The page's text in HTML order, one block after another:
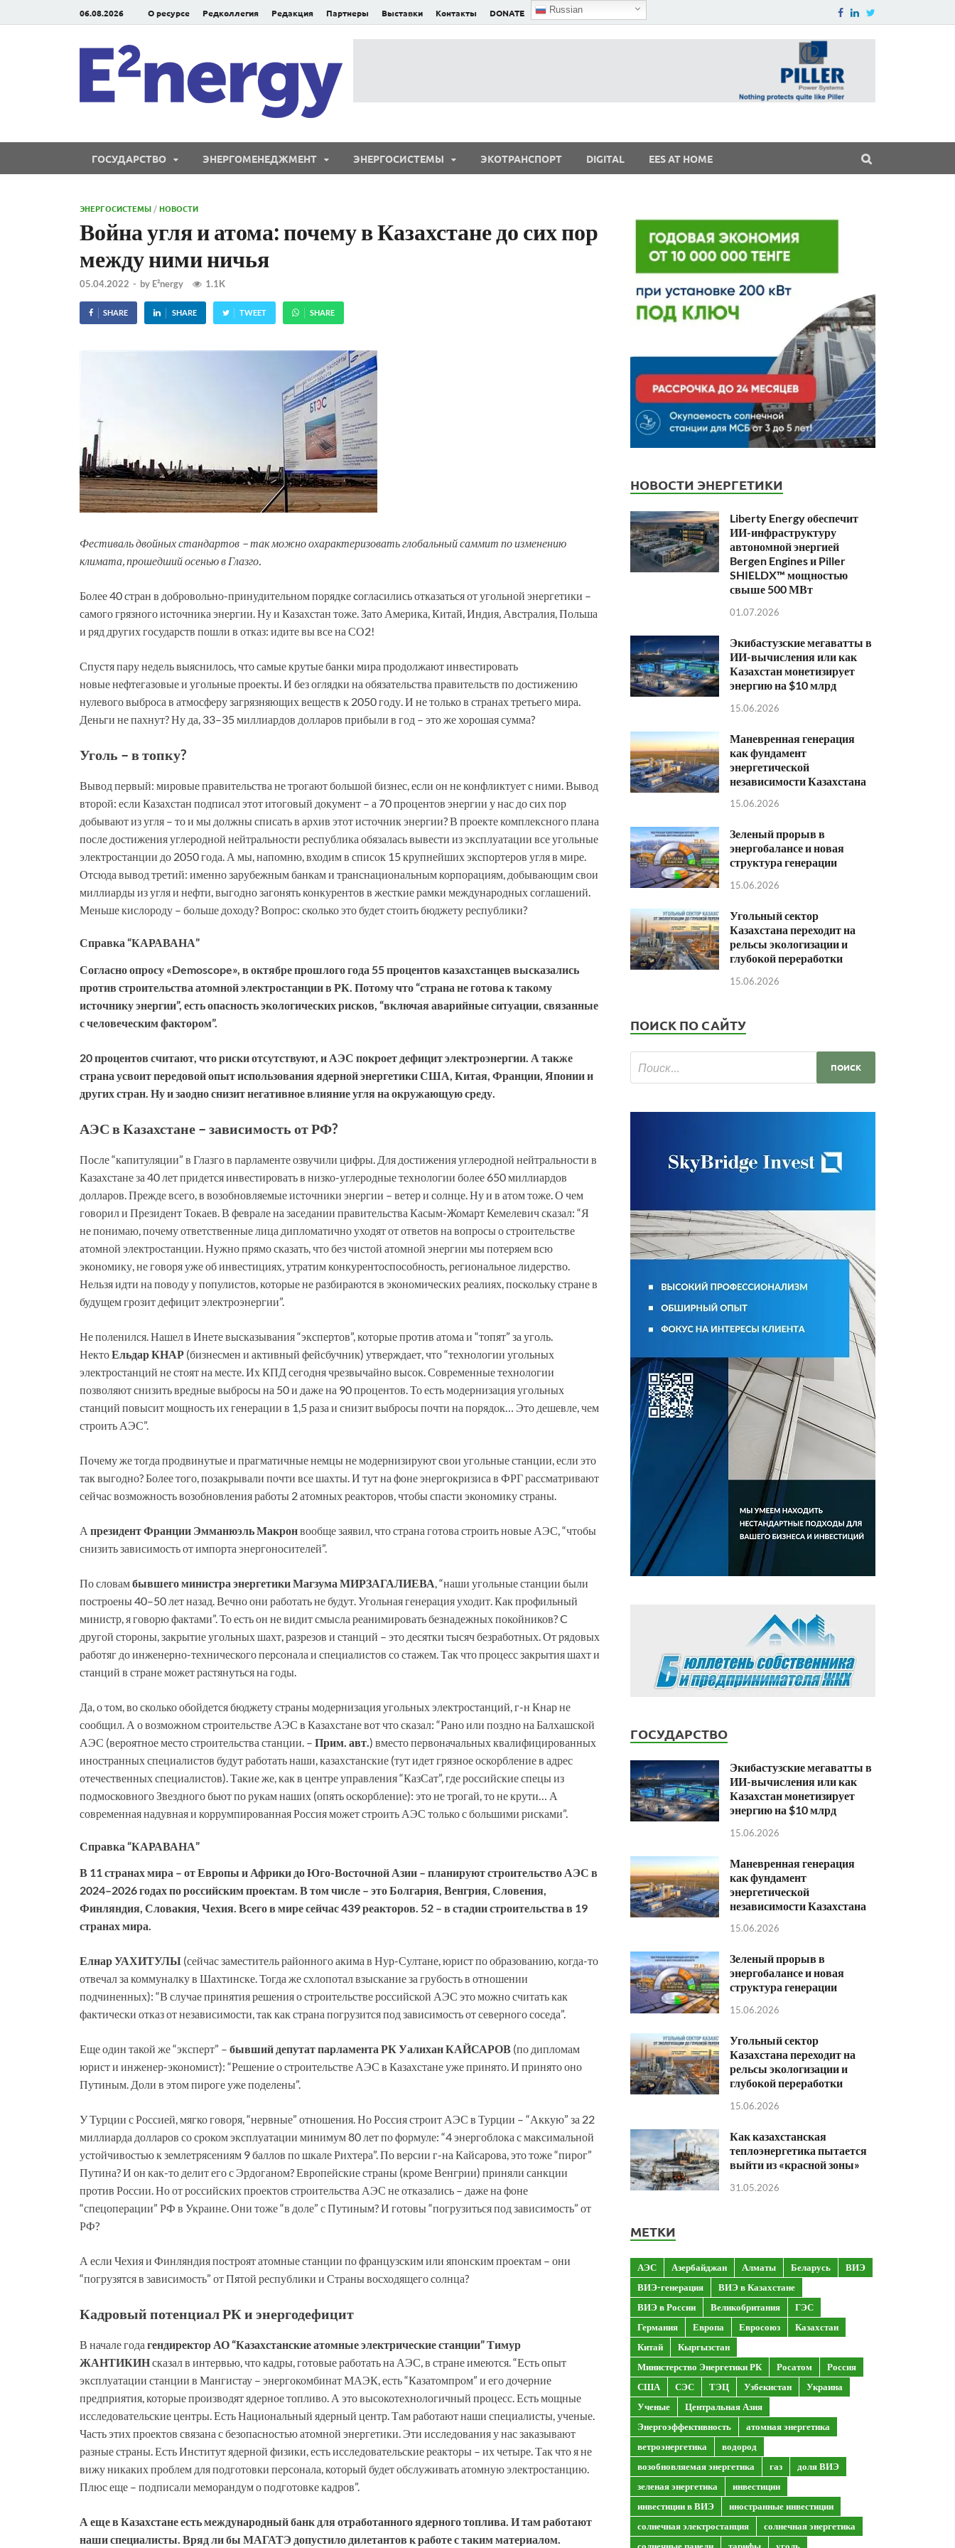
06.08.2026 О ресурсе Редколлегия Редакция Партнеры Выставки Контакты DONATE Russian
ГОСУДАРСТВО ЭНЕРГОМЕНЕДЖМЕНТ ЭНЕРГОСИСТЕМЫ ЭКОТРАНСПОРТ DIGITAL EES AT HOME
ЭНЕРГОСИСТЕМЫ /НОВОСТИ
Война угля и атома: почему в Казахстане до сих пор
между ними ничья
05.04.2022 - by E²nergy 1.1K
SHARE SHARE TWEET SHARE
Фестиваль двойных стандартов – так можно охарактеризовать глобальный саммит по изменению
климата, прошедший осенью в Глазго.
Более 40 стран в добровольно-принудительном порядке cогласились отказаться от угольной энергетики –
самого грязного источника энергии. Ну и Казахстан тоже. Зато Америка, Китай, Индия, Австралия, Польша
и ряд других государств пошли в отказ: идите вы все на СО2!
Спустя пару недель выяснилось, что самые крутые банки мира продолжают инвестировать
новые нефтегазовые и угольные проекты. И без оглядки на обязательства правительств по достижению
нулевого выброса в атмосферу загрязняющих веществ к 2050 году. И не только в странах третьего мира.
Деньги не пахнут? Ну да, 33–35 миллиардов долларов прибыли в год – это же хорошая сумма?
Уголь – в топку?
Вывод первый: мировые правительства не трогают большой бизнес, если он не конфликтует с ними. Вывод
второй: если Казахстан подписал этот итоговый документ – а 70 процентов энергии у нас до сих пор
добывают из угля – то и мы должны списать в архив этот источник энергии? В проекте комплексного плана
после достижения углеродной нейтральности республика обязалась вывести из эксплуатации все угольные
электростанции до 2050 года. А мы, напомню, входим в список 15 крупнейших экспортеров угля в мире.
Отсюда вывод третий: именно зарубежным банкам и транснациональным корпорациям, добывающим свои
миллиарды из угля и нефти, выгодно загонять конкурентов в жесткие рамки международных соглашений.
Меньше кислороду – больше доходу? Вопрос: сколько это будет стоить бюджету республики?
Справка “КАРАВАНА”
Согласно опросу «Demoscope», в октябре прошлого года 55 процентов казахстанцев высказались
против строительства атомной электростанции в РК. Потому что “страна не готова к такому
источнику энергии”, есть опасность экологических рисков, “включая аварийные ситуации, связанные
с человеческим фактором”.
20 процентов считают, что риски отсутствуют, и АЭС покроет дефицит электроэнергии. А также
страна усвоит передовой опыт использования ядерной энергетики США, Китая, Франции, Японии и
других стран. Ну и заодно снизит негативное влияние угля на окружающую среду.
АЭС в Казахстане – зависимость от РФ?
После “капитуляции” в Глазго в парламенте озвучили цифры. Для достижения углеродной нейтральности в
Казахстане за 40 лет придется инвестировать в низко-углеродные технологии более 650 миллиардов
долларов. Прежде всего, в возобновляемые источники энергии – ветер и солнце. Ну и в атом тоже. О чем
говорил и Президент Токаев. В феврале на заседании правительства Касым-Жомарт Кемелевич сказал: “Я
не понимаю, почему ответственные лица дипломатично уходят от ответов на вопросы о строительстве
атомной электростанции. Нужно прямо сказать, что без чистой атомной энергии мы потеряем всю
экономику, не говоря уже об инвестициях, утратим конкурентоспособность, региональное лидерство.
Нельзя идти на поводу у популистов, которые не разбираются в экономических реалиях, поскольку стране в
будущем грозит дефицит электроэнергии”.
Не поленился. Нашел в Инете высказывания “экспертов”, которые против атома и “топят” за уголь.
НектоЕльдар КНАР (бизнесмен и активный фейсбучник) утверждает, что “технологии угольных
электростанций не стоят на месте. Их КПД сегодня чрезвычайно высок. Современные технологии
позволяют снизить вредные выбросы на 50 и даже на 90 процентов. То есть модернизация угольных
станций повысит мощность их генерации в 1,5 раза и снизит выбросы почти на порядок… Это дешевле, чем
строить АЭС”.
Почему же тогда продвинутые и прагматичные немцы не модернизируют свои угольные станции, если это
так выгодно? Более того, позакрывали почти все шахты. И тут на фоне энергокризиса в ФРГ рассматривают
сейчас возможность возобновления работы 2 атомных реакторов, чтобы спасти экономику страны.
А президент Франции Эмманюэль Макронвообще заявил, что страна готова строить новые АЭС, “чтобы
снизить зависимость от импорта энергоносителей”.
По словамбывшего министра энергетики Магзума МИРЗАГАЛИЕВА , “наши угольные станции были
построены 40–50 лет назад. Вечно они работать не будут. Угольная генерация уходит. Как профильный
министр, я говорю фактами”. То есть он не видит смысла реанимировать безнадежных покойников? C
другой стороны, закрытие угольных шахт, разрезов и станций – это десятки тысяч безработных. От рядовых
работяг до инженерно-технического персонала и специалистов со стажем. Так что процесс закрытия шахт и
станций в стране может растянуться на годы.
Да, о том, во сколько обойдется бюджету страны модернизация угольных электростанций, г-н Кнар не
сообщил. А о возможном строительстве АЭС в Казахстане вот что сказал: “Рано или поздно на Балхашской
АЭС (вероятное место строительства станции. – Прим. авт. ) вместо первоначальных квалифицированных
иностранных специалистов будут работать наши, казахстанские (тут идет грязное оскорбление в адрес
отечественных специалистов). Такие же, как в центре управления “КазСат”, где российские спецы из
подмосковного Звездного бьют по рукам наших (опять оскорбление): это не трогай, то не крути… А
современная надувная и коррумпированная Россия может строить АЭС только с большими рисками”.
Справка “КАРАВАНА”
В 11 странах мира – от Европы и Африки до Юго-Восточной Азии – планируют строительство АЭС в
2024–2026 годах по российским проектам. В том числе – это Болгария, Венгрия, Словения,
Финляндия, Словакия, Чехия. Всего в мире сейчас 439 реакторов. 52 – в стадии строительства в 19
странах мира.
Елнар УАХИТУЛЫ (сейчас заместитель районного акима в Нур-Султане, юрист по образованию, когда-то
отвечал за коммуналку в Шахтинске. Тогда же схлопотал взыскание за грубость в отношении
подчиненных): “В случае принятия решения о строительстве российской АЭС это можно считать как
фактически отказ от независимости, так как страна погрузится под зависимость от северного соседа”.
Еще один такой же “эксперт” – бывший депутат парламента РК Уалихан КАЙСАРОВ (по дипломам
юрист и инженер-экономист): “Решение о строительстве АЭС в Казахстане уже принято. И принято оно
Путиным. Доли в этом пироге уже поделены”.
У Турции с Россией, мягко говоря, “нервные” отношения. Но Россия строит АЭС в Турции – “Аккую” за 22
миллиарда долларов со сроком эксплуатации минимум 80 лет по формуле: “4 энергоблока с максимальной
устойчивостью к землетрясениям 9 баллов по шкале Рихтера”. По версии г-на Кайсарова, это тоже “пирог”
Путина? И он как-то делит его с Эрдоганом? Европейские страны (кроме Венгрии) приняли санкции
против России. Но от российских проектов строительства АЭС не отказались – даже на фоне
“спецоперации” РФ в Украине. Они тоже “в доле” с Путиным? И готовы “погрузиться под зависимость” от
РФ?
А если Чехия и Финляндия построят атомные станции по французским или японским проектам – они
“погрузятся в зависимость” от Пятой республики и Страны восходящего солнца?
Кадровый потенциал РК и энергодефицит
В начале года гендиректор АО “Казахстанские атомные электрические станции” Тимур
ЖАНТИКИНсказал в интервью, что кадры, готовые работать на АЭС, в стране имеются. “Есть опыт
эксплуатации станции в Мангистау – энергокомбинат МАЭК, есть “Казатомпром” и его дочерние
предприятия, которые производят ядерное топливо. А это высокотехнологичный процесс. Есть мощные
исследовательские центры. Есть Национальный ядерный центр. Там работают наши специалисты, ученые.
Часть этих проектов связана с безопасностью атомной энергетики. Эти исследования у нас заказывают
разные страны. Есть Институт ядерной физики, есть исследовательские реакторы – их четыре. Так что я не
вижу никаких проблем для подготовки персонала, который будет обслуживать атомную электростанцию.
Плюс еще – подписали меморандум о подготовке кадров”.
А еще в Казахстане есть международный банк для отработанного ядерного топлива. И там работают
наши специалисты. Вряд ли бы МАГАТЭ допустило дилетантов к работе с таким материалом.
НОВОСТИ ЭНЕРГЕТИКИ
Liberty Energy обеспечит
ИИ-инфраструктуру
автономной энергией
Bergen Engines и Piller
SHIELDX™ мощностью
свыше 500 МВт
01.07.2026
Экибастузские мегаватты в
ИИ-вычисления или как
Казахстан монетизирует
энергию на $10 млрд
15.06.2026
Маневренная генерация
как фундамент
энергетической
независимости Казахстана
15.06.2026
Зеленый прорыв в
энергобалансе и новая
структура генерации
15.06.2026
Угольный сектор
Казахстана переходит на
рельсы экологизации и
глубокой переработки
15.06.2026
ПОИСК ПО САЙТУ
ГОСУДАРСТВО
Экибастузские мегаватты в
ИИ-вычисления или как
Казахстан монетизирует
энергию на $10 млрд
15.06.2026
Маневренная генерация
как фундамент
энергетической
независимости Казахстана
15.06.2026
Зеленый прорыв в
энергобалансе и новая
структура генерации
15.06.2026
Угольный сектор
Казахстана переходит на
рельсы экологизации и
глубокой переработки
15.06.2026
Как казахстанская
теплоэнергетика пытается
выйти из «красной зоны»
31.05.2026
МЕТКИ
АЭС Азербайджан Алматы Беларусь
ВИЭ
ВИЭ-генерация
ВИЭ в Казахстане
ВИЭ в России
Великобритания
ГЭС
Германия
Европа Евросоюз
Казахстан
Китай
Кыргызстан
Министерство Энергетики РК
Росатом
Россия
США
СЭС ТЭЦ Узбекистан
Украина
Ученые
Центральная Азия
Энергоэффективность
атомная энергетика
ветроэнергетика
водород
возобновляемая энергетика
газ
доля ВИЭ
зеленая энергетика
инвестиции
инвестиции в ВИЭ
иностранные инвестиции
солнечная электростанция
солнечная энергетика
солнечные панели
тарифы уголь